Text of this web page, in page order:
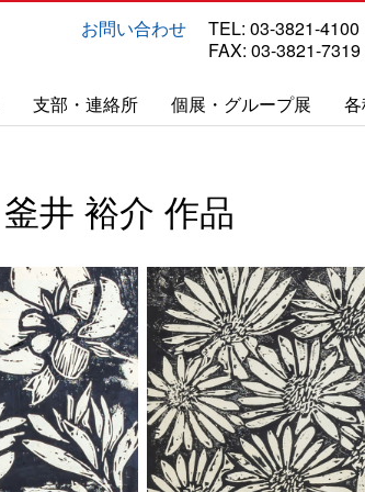
お問い合わせ
TEL: 03-3821-4100
FAX: 03-3821-7319
支部・連絡所 個展・グループ展
釜井 裕介 作品